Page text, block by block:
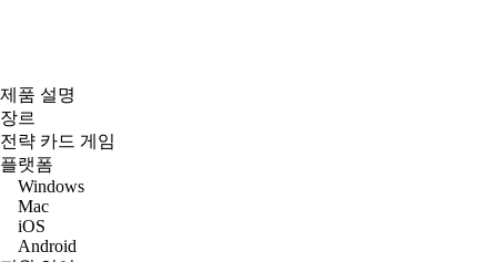
제품 설명
장르
전략 카드 게임
플랫폼
Windows
Mac
iOS
Android